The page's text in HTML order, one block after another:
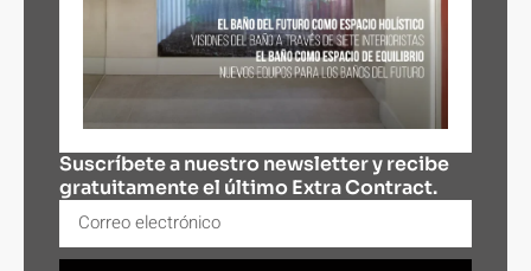
Suscríbete a nuestro newsletter y recibe
gratuitamente el último Extra Contract.